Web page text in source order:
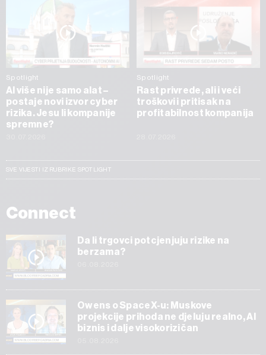
Spotlight
AI više nije samo alat –
postaje novi izvor cyber
rizika. Jesu li kompanije
spremne?
Spotlight
Rast privrede, ali i veći
troškovi i pritisak na
profitabilnost kompanija
SVE VIJESTI IZ RUBRIKE SPOTLIGHT
Connect
Da li trgovci potcjenjuju rizike na
berzama?
Owens o SpaceX-u: Muskove
projekcije prihoda ne djeluju realno, AI
biznis i dalje visokorizičan